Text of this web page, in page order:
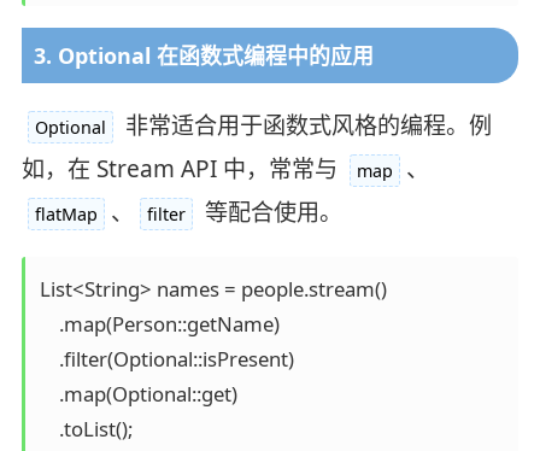
3. Optional 在函数式编程中的应用
Optional
非常适合用于函数式风格的编程。例
如，在 Stream API 中，常常与
map 、
flatMap 、 filter 等配合使用。
List<String> names = people.stream()
    .map(Person::getName)
    .filter(Optional::isPresent)
    .map(Optional::get)
    .toList();